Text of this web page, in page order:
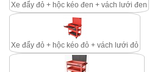
Xe đẩy đỏ + hộc kéo đen + vách lưới đen
Xe đẩy đỏ + hộc kéo đỏ + vách lưới đỏ